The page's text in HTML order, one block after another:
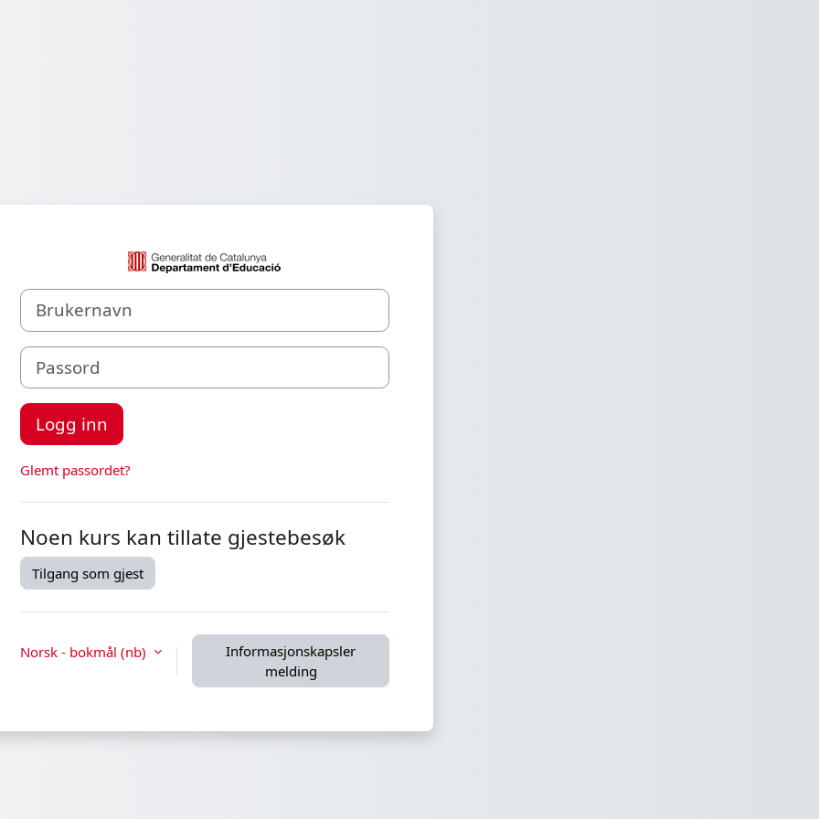
Logg inn på Aula Virtual Spain
Brukernavn
Passord
Logg inn
Glemt passordet?
Noen kurs kan tillate gjestebesøk
Tilgang som gjest
Norsk - bokmål ‎(nb)‎
Informasjonskapsler
melding